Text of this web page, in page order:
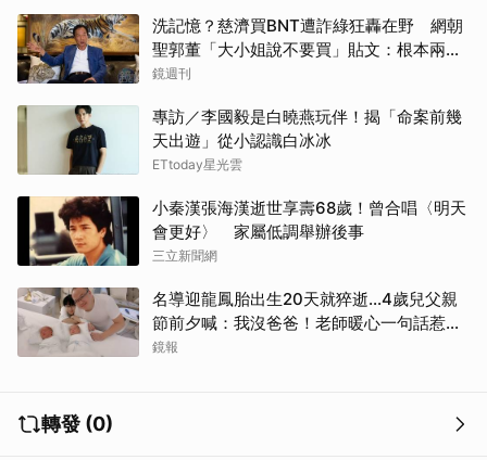
洗記憶？慈濟買BNT遭詐綠狂轟在野 網朝
聖郭董「大小姐說不要買」貼文：根本兩碼
事
鏡週刊
專訪／李國毅是白曉燕玩伴！揭「命案前幾
天出遊」從小認識白冰冰
ETtoday星光雲
小秦漢張海漢逝世享壽68歲！曾合唱〈明天
會更好〉 家屬低調舉辦後事
三立新聞網
名導迎龍鳳胎出生20天就猝逝...4歲兒父親
節前夕喊：我沒爸爸！老師暖心一句話惹哭
遺孀
鏡報
轉發 (0)